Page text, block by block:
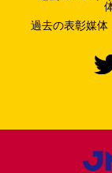
過去の表彰媒体